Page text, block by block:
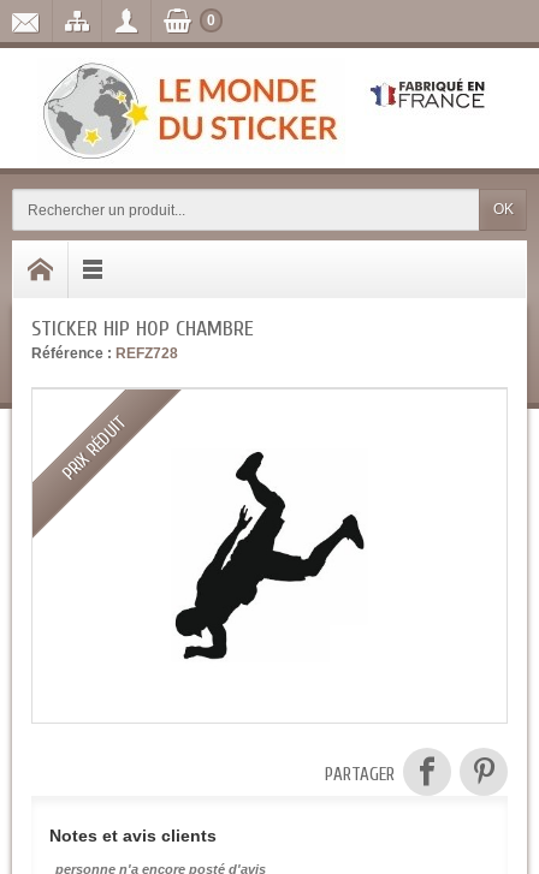
OK
0
STICKER HIP HOP CHAMBRE
Référence : REFZ728
PRIX RÉDUIT
PARTAGER
Notes et avis clients
personne n'a encore posté d'avis